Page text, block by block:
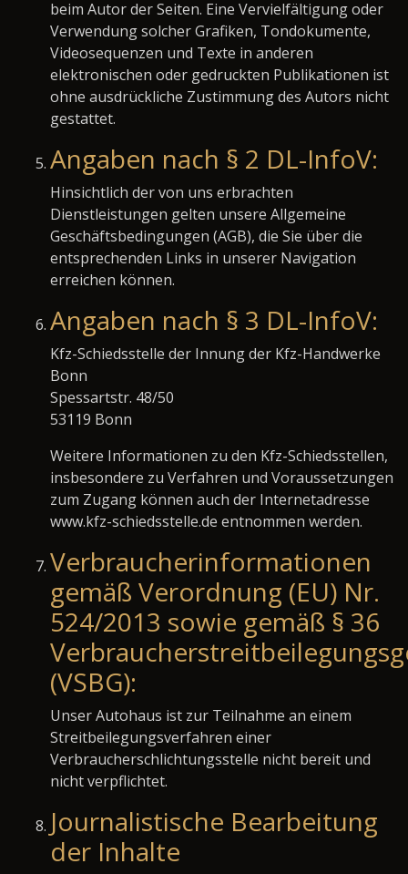
beim Autor der Seiten. Eine Vervielfältigung oder
Verwendung solcher Grafiken, Tondokumente,
Videosequenzen und Texte in anderen
elektronischen oder gedruckten Publikationen ist
ohne ausdrückliche Zustimmung des Autors nicht
gestattet.
Angaben nach § 2 DL-InfoV:
Hinsichtlich der von uns erbrachten
Dienstleistungen gelten unsere Allgemeine
Geschäftsbedingungen (AGB), die Sie über die
entsprechenden Links in unserer Navigation
erreichen können.
Angaben nach § 3 DL-InfoV:
Kfz-Schiedsstelle der Innung der Kfz-Handwerke
Bonn
Spessartstr. 48/50
53119 Bonn
Weitere Informationen zu den Kfz-Schiedsstellen,
insbesondere zu Verfahren und Voraussetzungen
zum Zugang können auch der Internetadresse
www.kfz-schiedsstelle.de entnommen werden.
Verbraucherinformationen
gemäß Verordnung (EU) Nr.
524/2013 sowie gemäß § 36
(VSBG):
Unser Autohaus ist zur Teilnahme an einem
Streitbeilegungsverfahren einer
Verbraucherschlichtungsstelle nicht bereit und
nicht verpflichtet.
Journalistische Bearbeitung
der Inhalte